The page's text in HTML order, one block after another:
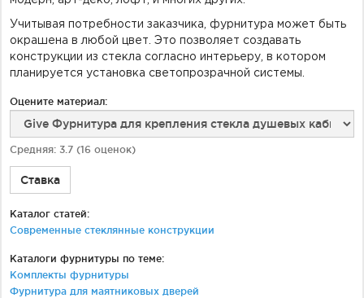
Учитывая потребности заказчика, фурнитура может быть
окрашена в любой цвет. Это позволяет создавать
конструкции из стекла согласно интерьеру, в котором
планируется установка светопрозрачной системы.
Оцените материал:
Средняя: 3.7 (16 оценок)
Ставка
Каталог статей:
Современные стеклянные конструкции
Каталоги фурнитуры по теме:
Комплекты фурнитуры
Фурнитура для маятниковых дверей